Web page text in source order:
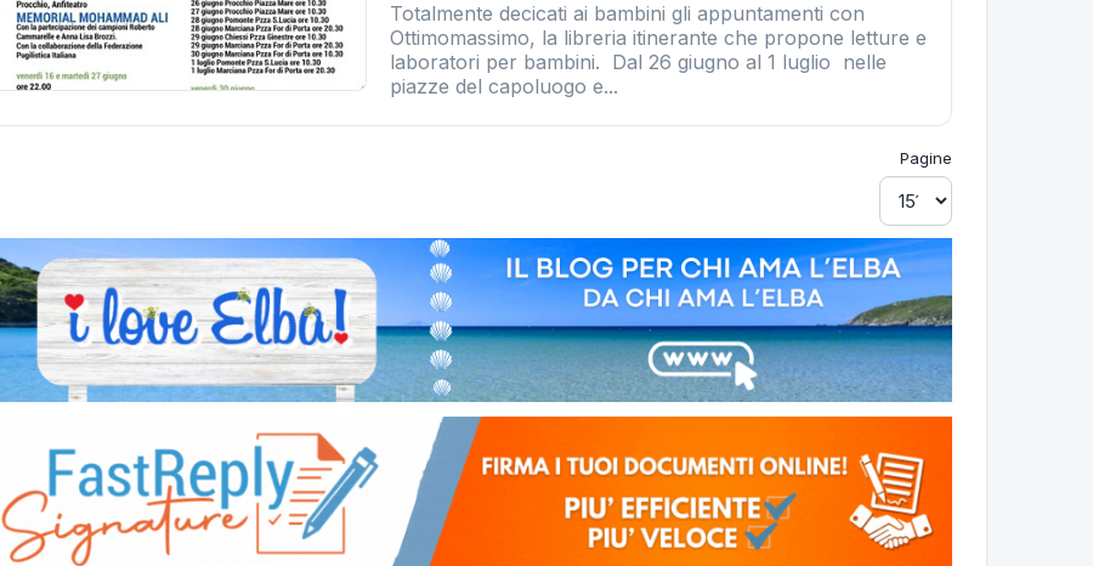
Totalmente decicati ai bambini gli appuntamenti con
Ottimomassimo, la libreria itinerante che propone letture e
laboratori per bambini. Dal 26 giugno al 1 luglio nelle
piazze del capoluogo e...
Pagine